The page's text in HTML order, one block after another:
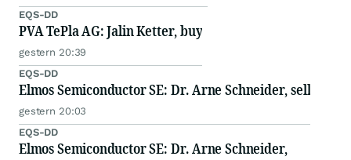
EQS-DD
PVA TePla AG: Jalin Ketter, buy
gestern 20:39
EQS-DD
Elmos Semiconductor SE: Dr. Arne Schneider, sell
gestern 20:03
EQS-DD
Elmos Semiconductor SE: Dr. Arne Schneider,